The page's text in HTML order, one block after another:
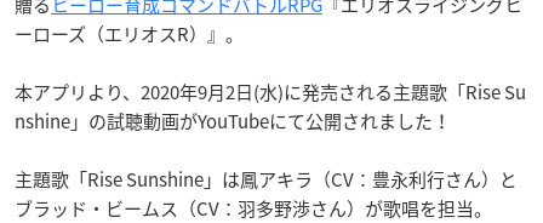
ーローズ（エリオスR）』。
本アプリより、2020年9月2日(水)に発売される主題歌「Rise Su
nshine」の試聴動画がYouTubeにて公開されました！
主題歌「Rise Sunshine」は鳳アキラ（CV：豊永利行さん）と
ブラッド・ビームス（CV：羽多野渉さん）が歌唱を担当。